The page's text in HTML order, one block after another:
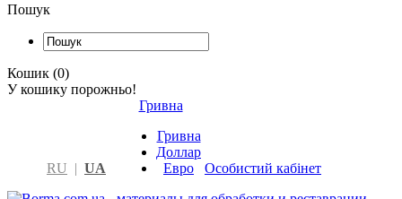
Пошук
Кошик (0)
У кошику порожньо!
RU | UA
Гривна
Гривна
Доллар
Евро
Особистий кабінет